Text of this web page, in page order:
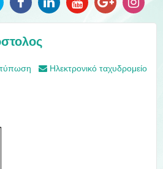
Ηλεκτρονικό ταχυδρομείο